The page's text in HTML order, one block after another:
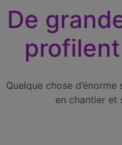
De
profilent
Quelque chose
en chantier et